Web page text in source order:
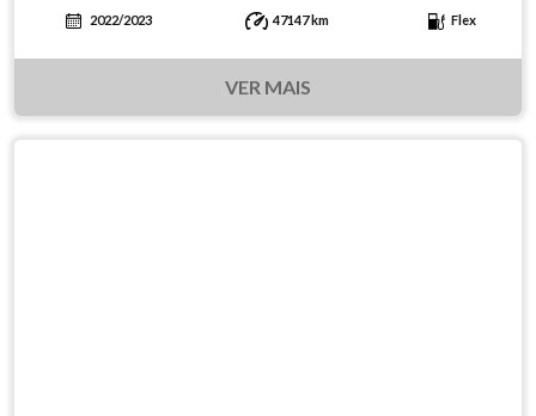
2022/2023 47147 km Flex
VER MAIS